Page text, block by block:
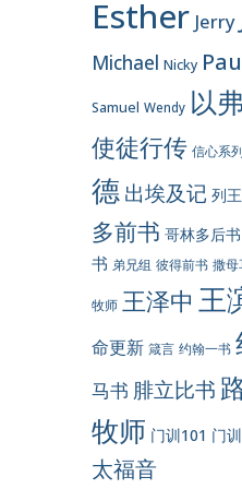
Esther Jerry
Michael Nicky
Samuel Wendy 以
使徒行传 信心系
德 出埃及记 列
多前书 哥林多后书
书 弟兄组 彼得前书 撒母
牧师 王泽中 王
命更新 箴言 约翰一书
马书 腓立比书
牧师 门训101 门
太福音